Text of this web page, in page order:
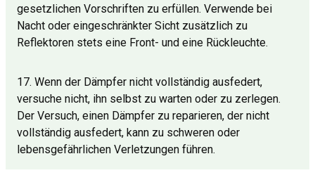
gesetzlichen Vorschriften zu erfüllen. Verwende bei
Nacht oder eingeschränkter Sicht zusätzlich zu
Reflektoren stets eine Front- und eine Rückleuchte.
17. Wenn der Dämpfer nicht vollständig ausfedert,
versuche nicht, ihn selbst zu warten oder zu zerlegen.
Der Versuch, einen Dämpfer zu reparieren, der nicht
vollständig ausfedert, kann zu schweren oder
lebensgefährlichen Verletzungen führen.